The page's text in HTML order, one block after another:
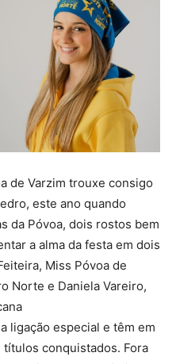
de Varzim trouxe consigo
este ano quando
da Póvoa, dois rostos bem
a alma da festa em dois
Miss Póvoa de
Norte e Daniela Vareiro,
ligação especial e têm em
conquistados. Fora